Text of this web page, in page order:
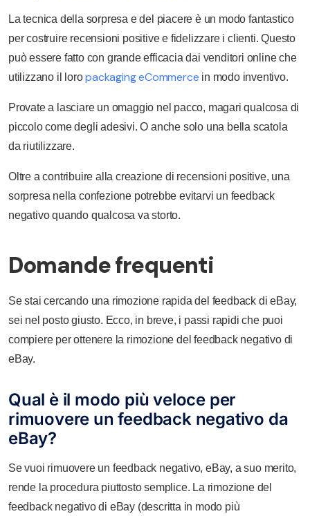
La tecnica della sorpresa e del piacere è un modo fantastico
per costruire recensioni positive e fidelizzare i clienti. Questo
può essere fatto con grande efficacia dai venditori online che
utilizzano il loropackaging eCommerce in modo inventivo.
Provate a lasciare un omaggio nel pacco, magari qualcosa di
piccolo come degli adesivi. O anche solo una bella scatola
da riutilizzare.
Oltre a contribuire alla creazione di recensioni positive, una
sorpresa nella confezione potrebbe evitarvi un feedback
negativo quando qualcosa va storto.
Domande frequenti
Se stai cercando una rimozione rapida del feedback di eBay,
sei nel posto giusto. Ecco, in breve, i passi rapidi che puoi
compiere per ottenere la rimozione del feedback negativo di
eBay.
Qual è il modo più veloce per
rimuovere un feedback negativo da
eBay?
Se vuoi rimuovere un feedback negativo, eBay, a suo merito,
rende la procedura piuttosto semplice. La rimozione del
feedback negativo di eBay (descritta in modo più